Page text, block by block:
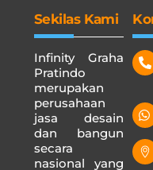
Sekilas Kami
Infinity Graha
Pratindo
merupakan
perusahaan
jasa desain
dan bangun
secara
nasional yang